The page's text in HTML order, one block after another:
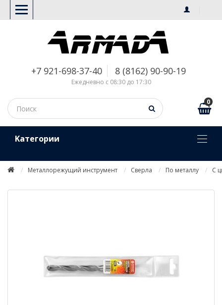
+7 921-698-37-40 8 (8162) 90-90-19
Ежедневно с 08:30 до 17:30
0
Kатегории
Металлорежущий инструмент Сверла По металлу С